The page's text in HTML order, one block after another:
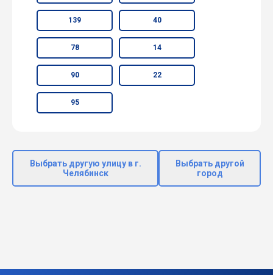
139 40
78 14
90 22
95
Выбрать другую улицу в г.
Челябинск
Выбрать другой
город